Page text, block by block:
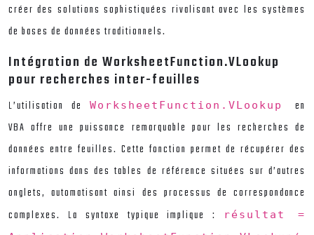
créer des solutions sophistiquées rivalisant avec les systèmes
de bases de données traditionnels.
Intégration de WorksheetFunction.VLookup
pour recherches inter-feuilles
L’utilisation de WorksheetFunction.VLookup en
VBA offre une puissance remarquable pour les recherches de
données entre feuilles. Cette fonction permet de récupérer des
informations dans des tables de référence situées sur d’autres
onglets, automatisant ainsi des processus de correspondance
complexes. La syntaxe typique implique :
résultat =